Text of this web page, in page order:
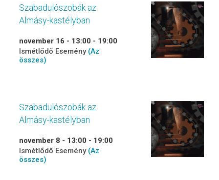
Szabadulószobák az
Almásy-kastélyban
november 16 - 13:00 - 19:00
Ismétlődő Esemény (Az
összes)
Szabadulószobák az
Almásy-kastélyban
november 8 - 13:00 - 19:00
Ismétlődő Esemény (Az
összes)